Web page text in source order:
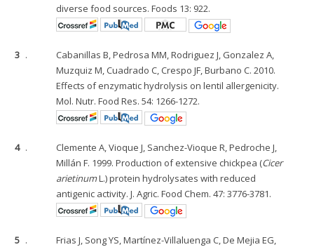
diverse food sources. Foods 13: 922.
3 .
Cabanillas B, Pedrosa MM, Rodriguez J, Gonzalez A,
Muzquiz M, Cuadrado C, Crespo JF, Burbano C. 2010.
Effects of enzymatic hydrolysis on lentil allergenicity.
Mol. Nutr. Food Res. 54: 1266-1272.
4 .
Clemente A, Vioque J, Sanchez-Vioque R, Pedroche J,
Millán F. 1999. Production of extensive chickpea (Cicer
arietinumL.) protein hydrolysates with reduced
antigenic activity. J. Agric. Food Chem. 47: 3776-3781.
5 .
Frias J, Song YS, Martínez-Villaluenga C, De Mejia EG,